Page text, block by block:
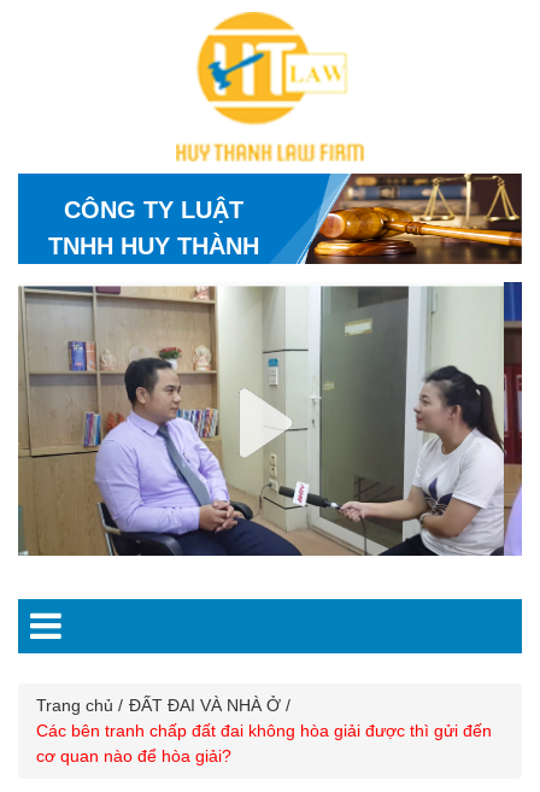
CÔNG TY LUẬT
TNHH HUY THÀNH
Trang chủ
ĐẤT ĐAI VÀ NHÀ Ở
Các bên tranh chấp đất đai không hòa giải được thì gửi đến
cơ quan nào để hòa giải?